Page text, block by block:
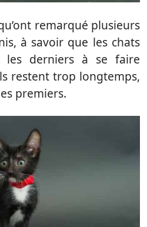
remarqué plusieurs
à savoir que les chats
les derniers à se faire
restent trop longtemps,
premiers.